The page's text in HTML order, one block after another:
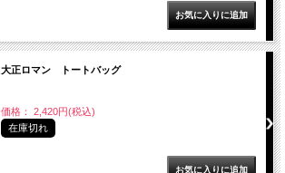
大正ロマン トートバッグ
価格： 2,420円(税込)
在庫切れ